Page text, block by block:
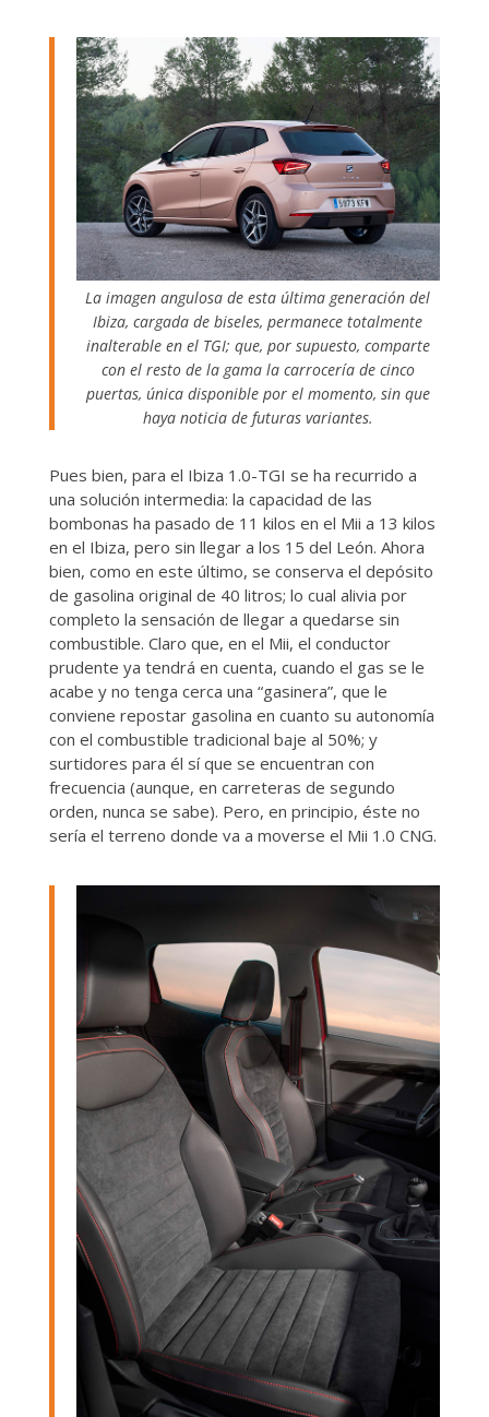
La imagen angulosa de esta última generación del
Ibiza, cargada de biseles, permanece totalmente
inalterable en el TGI; que, por supuesto, comparte
con el resto de la gama la carrocería de cinco
puertas, única disponible por el momento, sin que
haya noticia de futuras variantes.
Pues bien, para el Ibiza 1.0-TGI se ha recurrido a
una solución intermedia: la capacidad de las
bombonas ha pasado de 11 kilos en el Mii a 13 kilos
en el Ibiza, pero sin llegar a los 15 del León. Ahora
bien, como en este último, se conserva el depósito
de gasolina original de 40 litros; lo cual alivia por
completo la sensación de llegar a quedarse sin
combustible. Claro que, en el Mii, el conductor
prudente ya tendrá en cuenta, cuando el gas se le
acabe y no tenga cerca una “gasinera”, que le
conviene repostar gasolina en cuanto su autonomía
con el combustible tradicional baje al 50%; y
surtidores para él sí que se encuentran con
frecuencia (aunque, en carreteras de segundo
orden, nunca se sabe). Pero, en principio, éste no
sería el terreno donde va a moverse el Mii 1.0 CNG.